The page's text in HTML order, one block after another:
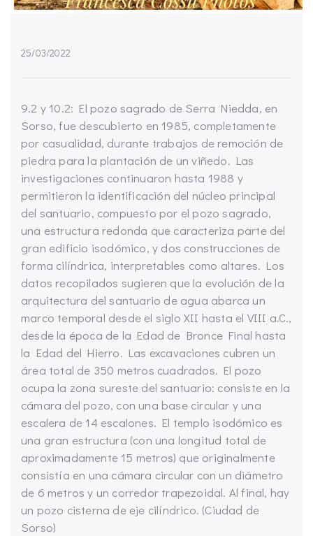
25/03/2022
9.2 y 10.2: El pozo sagrado de Serra Niedda, en
Sorso, fue descubierto en 1985, completamente
por casualidad, durante trabajos de remoción de
piedra para la plantación de un viñedo. Las
investigaciones continuaron hasta 1988 y
permitieron la identificación del núcleo principal
del santuario, compuesto por el pozo sagrado,
una estructura redonda que caracteriza parte del
gran edificio isodómico, y dos construcciones de
forma cilíndrica, interpretables como altares. Los
datos recopilados sugieren que la evolución de la
arquitectura del santuario de agua abarca un
marco temporal desde el siglo XII hasta el VIII a.C.,
desde la época de la Edad de Bronce Final hasta
la Edad del Hierro. Las excavaciones cubren un
área total de 350 metros cuadrados. El pozo
ocupa la zona sureste del santuario: consiste en la
cámara del pozo, con una base circular y una
escalera de 14 escalones. El templo isodómico es
una gran estructura (con una longitud total de
aproximadamente 15 metros) que originalmente
consistía en una cámara circular con un diámetro
de 6 metros y un corredor trapezoidal. Al final, hay
un pozo cisterna de eje cilíndrico. (Ciudad de
Sorso)